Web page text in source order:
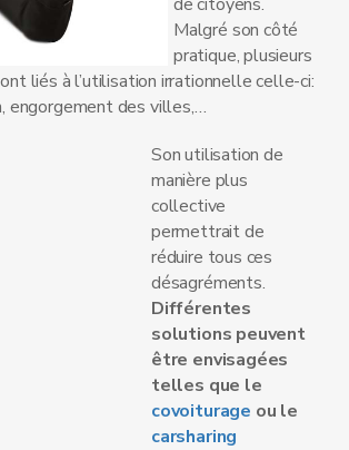
Malgré son côté
pratique, plusieurs
liés à l’utilisation irrationnelle celle-ci:
engorgement des villes,…
Son utilisation de
manière plus
collective
permettrait de
réduire tous ces
désagréments.
Différentes
solutions peuvent
être envisagées
telles que le
covoiturage ou le
carsharing